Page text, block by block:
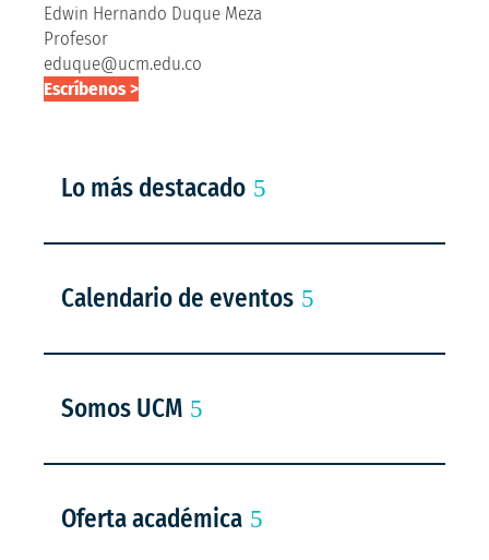
Edwin Hernando Duque Meza
Profesor
eduque@ucm.edu.co
Escríbenos >
Lo más destacado
Calendario de eventos
Somos UCM
Oferta académica